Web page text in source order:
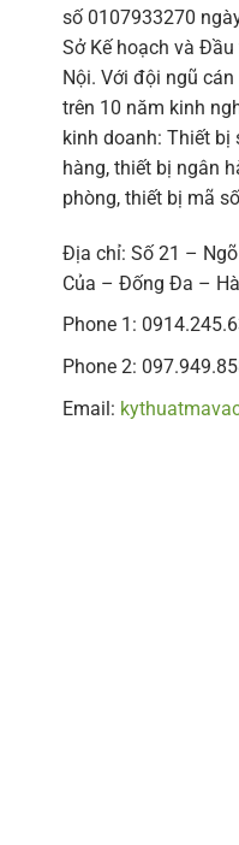
số 0107933270
Sở Kế hoạch và
Nội. Với đội ngũ
trên 10 năm kinh
kinh doanh: Thiết bị
hàng, thiết bị ngân
phòng, thiết bị mã
Địa chỉ: Số 21 –
Của – Đống Đa –
Phone 1:
Phone 2:
Email: